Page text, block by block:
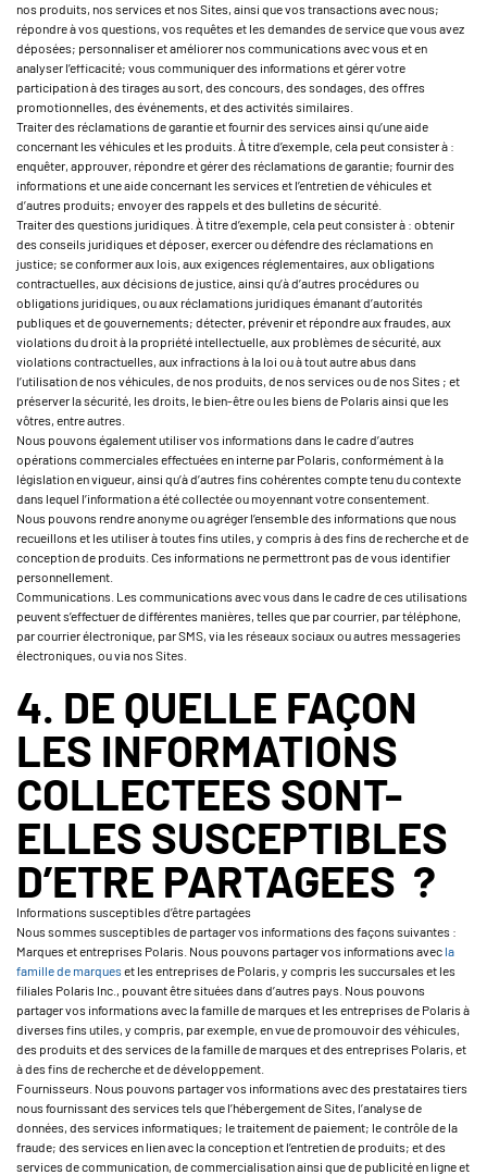
nos produits, nos services et nos Sites, ainsi que vos transactions avec nous;
répondre à vos questions, vos requêtes et les demandes de service que vous avez
déposées; personnaliser et améliorer nos communications avec vous et en
analyser l’efficacité; vous communiquer des informations et gérer votre
participation à des tirages au sort, des concours, des sondages, des offres
promotionnelles, des événements, et des activités similaires.
Traiter des réclamations de garantie et fournir des services ainsi qu’une aide
concernant les véhicules et les produits. À titre d’exemple, cela peut consister à :
enquêter, approuver, répondre et gérer des réclamations de garantie; fournir des
informations et une aide concernant les services et l’entretien de véhicules et
d’autres produits; envoyer des rappels et des bulletins de sécurité.
Traiter des questions juridiques. À titre d’exemple, cela peut consister à : obtenir
des conseils juridiques et déposer, exercer ou défendre des réclamations en
justice; se conformer aux lois, aux exigences réglementaires, aux obligations
contractuelles, aux décisions de justice, ainsi qu’à d’autres procédures ou
obligations juridiques, ou aux réclamations juridiques émanant d’autorités
publiques et de gouvernements; détecter, prévenir et répondre aux fraudes, aux
violations du droit à la propriété intellectuelle, aux problèmes de sécurité, aux
violations contractuelles, aux infractions à la loi ou à tout autre abus dans
l’utilisation de nos véhicules, de nos produits, de nos services ou de nos Sites ; et
préserver la sécurité, les droits, le bien-être ou les biens de Polaris ainsi que les
vôtres, entre autres.
Nous pouvons également utiliser vos informations dans le cadre d’autres
opérations commerciales effectuées en interne par Polaris, conformément à la
législation en vigueur, ainsi qu’à d’autres fins cohérentes compte tenu du contexte
dans lequel l’information a été collectée ou moyennant votre consentement.
Nous pouvons rendre anonyme ou agréger l’ensemble des informations que nous
recueillons et les utiliser à toutes fins utiles, y compris à des fins de recherche et de
conception de produits. Ces informations ne permettront pas de vous identifier
personnellement.
Communications. Les communications avec vous dans le cadre de ces utilisations
peuvent s’effectuer de différentes manières, telles que par courrier, par téléphone,
par courrier électronique, par SMS, via les réseaux sociaux ou autres messageries
électroniques, ou via nos Sites.
4. DE QUELLE FAÇON
LES INFORMATIONS
COLLECTEES SONT-
ELLES SUSCEPTIBLES
D’ETRE PARTAGEES ?
Informations susceptibles d’être partagées
Nous sommes susceptibles de partager vos informations des façons suivantes :
Marques et entreprises Polaris. Nous pouvons partager vos informations avec la
famille de marqueset les entreprises de Polaris, y compris les succursales et les
filiales Polaris Inc., pouvant être situées dans d’autres pays. Nous pouvons
partager vos informations avec la famille de marques et les entreprises de Polaris à
diverses fins utiles, y compris, par exemple, en vue de promouvoir des véhicules,
des produits et des services de la famille de marques et des entreprises Polaris, et
à des fins de recherche et de développement.
Fournisseurs. Nous pouvons partager vos informations avec des prestataires tiers
nous fournissant des services tels que l’hébergement de Sites, l’analyse de
données, des services informatiques; le traitement de paiement; le contrôle de la
fraude; des services en lien avec la conception et l’entretien de produits; et des
services de communication, de commercialisation ainsi que de publicité en ligne et